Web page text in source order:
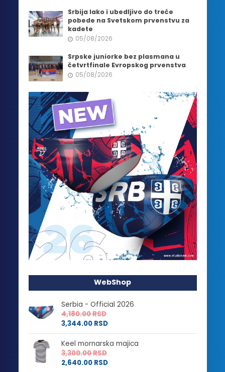
Srbija lako i ubedljivo do treće
pobede na Svetskom prvenstvu za
kadete
05/08/2026
Srpske juniorke bez plasmana u
četvrtfinale Evropskog prvenstva
05/08/2026
WebShop
Serbia - Official 2026
4,180.00RSD
3,344.00 RSD
Keel mornarska majica
3,300.00RSD
2,640.00 RSD